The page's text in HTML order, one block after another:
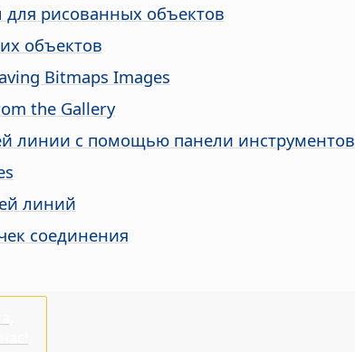
рисованных объектов
объектов
Bitmaps Images
the Gallery
линии с помощью панели инструментов
линий
соединения